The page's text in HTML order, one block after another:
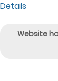
Details
Website